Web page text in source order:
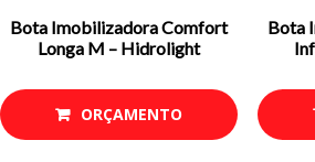
Bota Imobilizadora Comfort
Longa M – Hidrolight
ORÇAMENTO
Bota